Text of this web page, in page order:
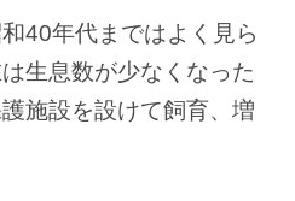
40年代まではよく見ら
生息数が少なくなった
施設を設けて飼育、増